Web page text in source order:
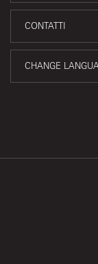
CONTATTI
CHANGE